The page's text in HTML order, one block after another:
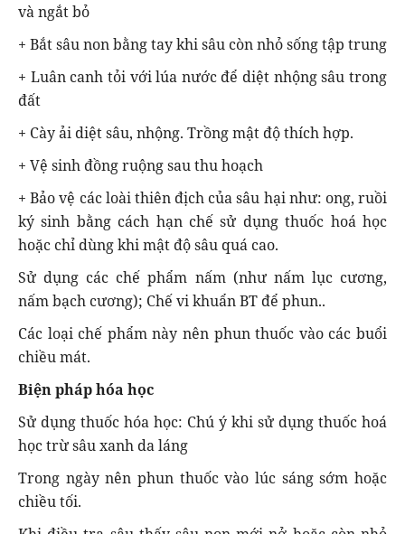
và ngắt bỏ
+ Bắt sâu non bằng tay khi sâu còn nhỏ sống tập trung
+ Luân canh tỏi với lúa nước để diệt nhộng sâu trong
đất
+ Cày ải diệt sâu, nhộng. Trồng mật độ thích hợp.
+ Vệ sinh đồng ruộng sau thu hoạch
+ Bảo vệ các loài thiên địch của sâu hại như: ong, ruồi
ký sinh bằng cách hạn chế sử dụng thuốc hoá học
hoặc chỉ dùng khi mật độ sâu quá cao.
Sử dụng các chế phẩm nấm (như nấm lục cương,
nấm bạch cương); Chế vi khuẩn BT để phun..
Các loại chế phẩm này nên phun thuốc vào các buổi
chiều mát.
Biện pháp hóa học
Sử dụng thuốc hóa học: Chú ý khi sử dụng thuốc hoá
học trừ sâu xanh da láng
Trong ngày nên phun thuốc vào lúc sáng sớm hoặc
chiều tối.